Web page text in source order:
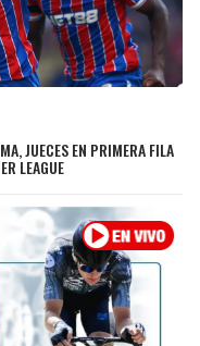
JUECES EN PRIMERA FILA
LEAGUE